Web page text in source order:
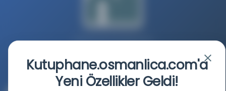
İrlanda Ulusal Kütüphanesi
Kaynağa git
Kutuphane.osmanlica.com'a
Yeni Özellikler Geldi!